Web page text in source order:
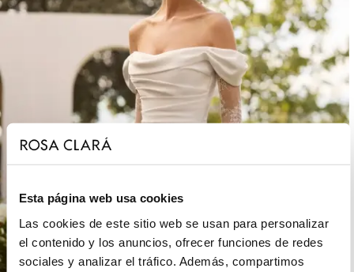
Esta página web usa cookies
Las cookies de este sitio web se usan para personalizar
el contenido y los anuncios, ofrecer funciones de redes
sociales y analizar el tráfico. Además, compartimos